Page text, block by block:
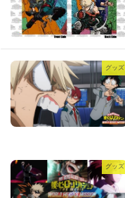
グッズ
グッズ